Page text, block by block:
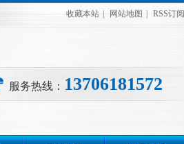
收藏本站 网站地图 RSS订阅
服务热线： 13706181572